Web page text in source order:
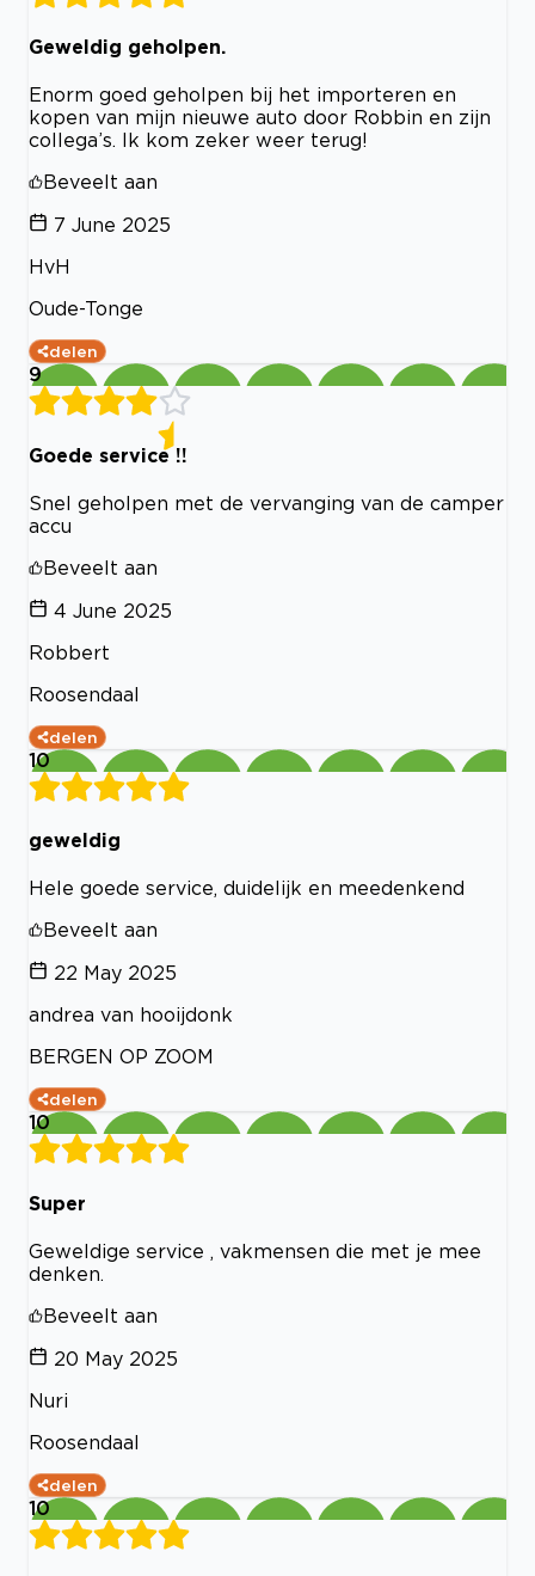
Geweldig geholpen.
Enorm goed geholpen bij het importeren en
kopen van mijn nieuwe auto door Robbin en zijn
collega’s. Ik kom zeker weer terug!
Beveelt aan
7 June 2025
HvH
Oude-Tonge
delen
9
Goede service !!
Snel geholpen met de vervanging van de camper
accu
Beveelt aan
4 June 2025
Robbert
Roosendaal
delen
10
geweldig
Hele goede service, duidelijk en meedenkend
Beveelt aan
22 May 2025
andrea van hooijdonk
BERGEN OP ZOOM
delen
10
Super
Geweldige service , vakmensen die met je mee
denken.
Beveelt aan
20 May 2025
Nuri
Roosendaal
delen
10